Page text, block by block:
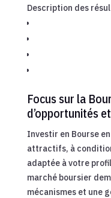
Description des
Focus sur la
d’opportunités
Investir en Bourse
attractifs, à
adaptée à votre
marché boursier
mécanismes et une